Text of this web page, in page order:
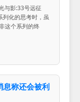
与影:33号远征
列化的思考时，虽
这个系列的终
息称还会被利